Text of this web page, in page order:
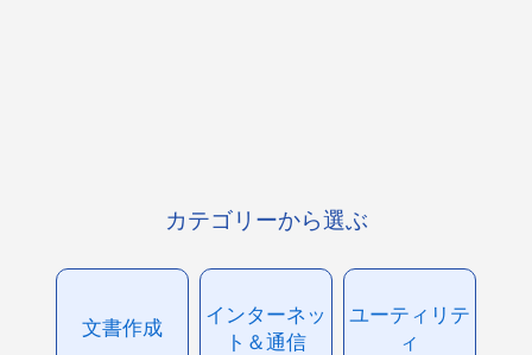
カテゴリーから選ぶ
文書作成
インターネッ
ト＆通信
ユーティリテ
ィ